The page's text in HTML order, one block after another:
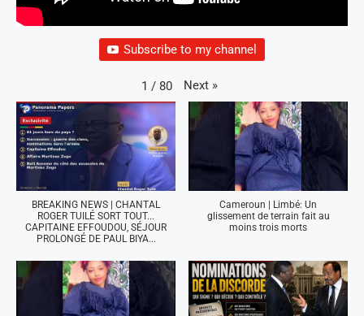
Subscribe to my channel
1 / 80 Next »
BREAKING NEWS | CHANTAL
ROGER TUILÉ SORT TOUT...
CAPITAINE EFFOUDOU, SÉJOUR
PROLONGÉ DE PAUL BIYA...
Cameroun | Limbé: Un
glissement de terrain fait au
moins trois morts